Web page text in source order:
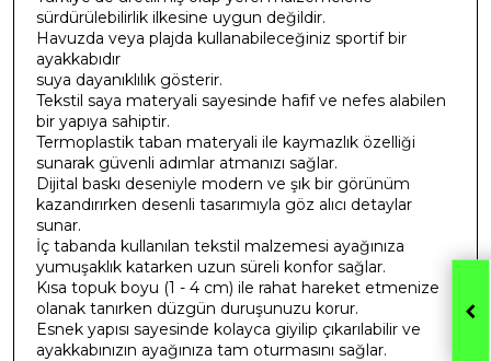
sürdürülebilirlik ilkesine uygun değildir.
Havuzda veya plajda kullanabileceğiniz sportif bir
ayakkabıdır
suya dayanıklılık gösterir.
Tekstil saya materyali sayesinde hafif ve nefes alabilen
bir yapıya sahiptir.
Termoplastik taban materyali ile kaymazlık özelliği
sunarak güvenli adımlar atmanızı sağlar.
Dijital baskı deseniyle modern ve şık bir görünüm
kazandırırken desenli tasarımıyla göz alıcı detaylar
sunar.
İç tabanda kullanılan tekstil malzemesi ayağınıza
yumuşaklık katarken uzun süreli konfor sağlar.
Kısa topuk boyu (1 - 4 cm) ile rahat hareket etmenize
olanak tanırken düzgün duruşunuzu korur.
Esnek yapısı sayesinde kolayca giyilip çıkarılabilir ve
ayakkabınızın ayağınıza tam oturmasını sağlar.